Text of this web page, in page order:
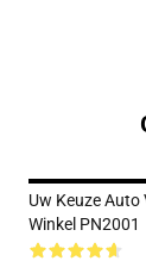
Uw Keuze Auto
Winkel PN2001